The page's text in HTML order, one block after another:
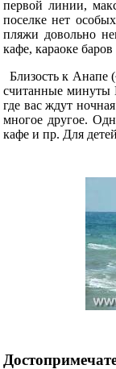
первой линии,
поселке нет
пляжи довольно
кафе, караоке
Близость к Анапе
считанные минуты
где вас ждут
многое другое.
кафе и пр. Для